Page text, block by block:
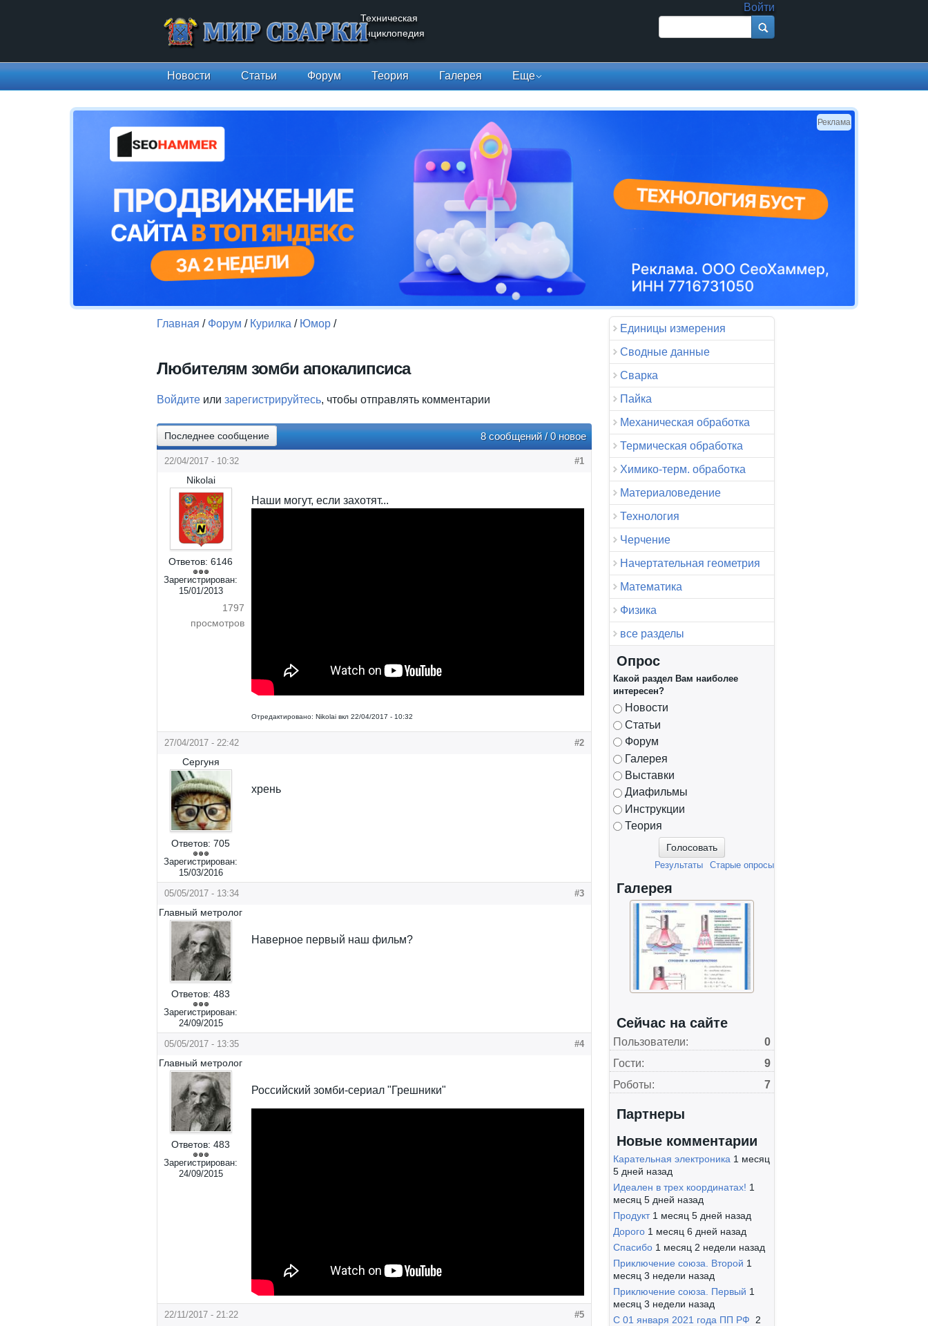
Техническая
энциклопедия
Войти
Форма поиска
Новости Статьи Форум Теория Галерея Еще
Реклама
Главная / Форум / Курилка / Юмор /
Любителям зомби апокалипсиса
Войдите или зарегистрируйтесь, чтобы отправлять комментарии
Последнее сообщение 8 сообщений / 0 новое
22/04/2017 - 10:32 #1
Nikolai
Ответов: 6146
Зарегистрирован:
15/01/2013
Наши могут, если захотят...
Отредактировано: Nikolaiвкл 22/04/2017 - 10:32
1797
просмотров
27/04/2017 - 22:42 #2
Сергуня
Ответов: 705
Зарегистрирован:
15/03/2016
хрень
05/05/2017 - 13:34 #3
Главный метролог
Ответов: 483
Зарегистрирован:
24/09/2015
Наверное первый наш фильм?
05/05/2017 - 13:35 #4
Главный метролог
Ответов: 483
Зарегистрирован:
24/09/2015
Российский зомби-сериал "Грешники"
22/11/2017 - 21:22 #5
Единицы измерения
Сводные данные
Сварка
Пайка
Механическая обработка
Термическая обработка
Химико-терм. обработка
Материаловедение
Технология
Черчение
Начертательная геометрия
Математика
Физика
все разделы
Опрос
Какой раздел Вам наиболее
интересен?
Варианты
Новости
Статьи
Форум
Галерея
Выставки
Диафильмы
Инструкции
Теория
Старые опросы
Результаты
Галерея
Сейчас на сайте
Пользователи:
0
Гости:
9
Роботы:
7
Партнеры
Новые комментарии
Карательная электроника 1 месяц
5 дней назад
Идеален в трех координатах! 1
месяц 5 дней назад
Продукт 1 месяц 5 дней назад
Дорого 1 месяц 6 дней назад
Спасибо 1 месяц 2 недели назад
Приключение союза. Второй 1
месяц 3 недели назад
Приключение союза. Первый 1
месяц 3 недели назад
C 01 января 2021 года ПП РФ
2